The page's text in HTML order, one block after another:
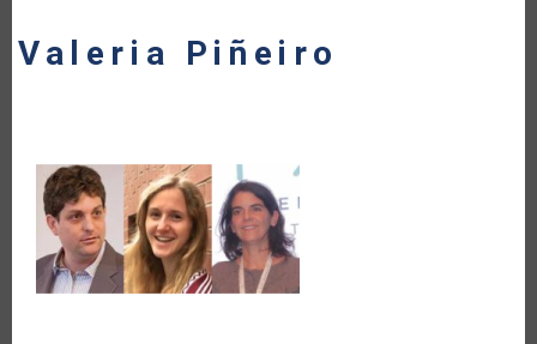
AYUDA
LA
NAVEGACIÓN
Valeria Piñeiro